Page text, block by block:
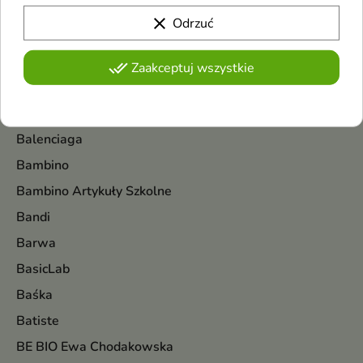
Bosko
Biolaven
BonnyHill
Bad Girls Go To Heaven
Balenciaga
Bambino
Bambino Artykuły Szkolne
Bandi
Barwa
BasicLab
Baśka
Batiste
BE BIO Ewa Chodakowska
clear Odrzuć
done_allZaakceptuj wszystkie